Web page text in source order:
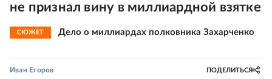
не признал вину в миллиардной взятке
СЮЖЕТ Дело о миллиардах полковника Захарченко
Иван Егоров ПОДЕЛИТЬСЯ